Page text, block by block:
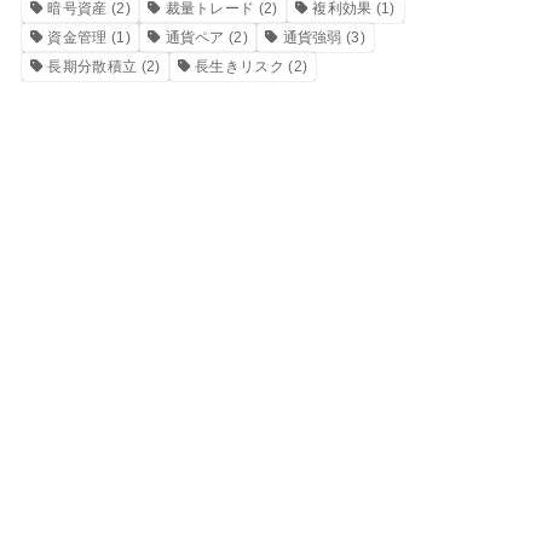
暗号資産 (2) 裁量トレード (2) 複利効果 (1)
資金管理 (1) 通貨ペア (2) 通貨強弱 (3)
長期分散積立 (2) 長生きリスク (2)